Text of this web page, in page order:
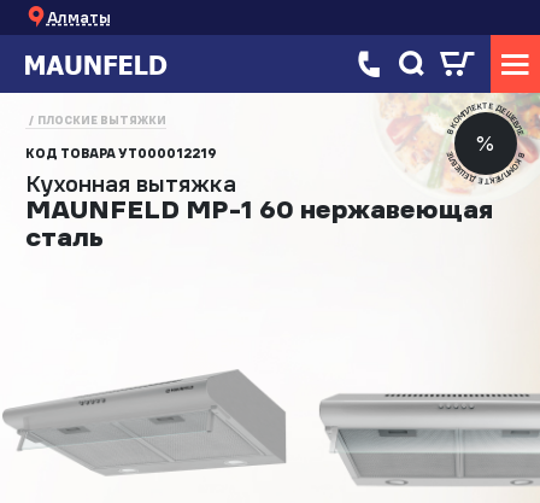
Алматы
%
В КОМПЛЕКТЕ ДЕШЕВЛЕ
В КОМПЛЕКТЕ ДЕШЕВЛЕ
ПЛОСКИЕ ВЫТЯЖКИ
КОД ТОВАРАУТ000012219
Кухонная вытяжка
MAUNFELD MP-1 60 нержавеющая
сталь